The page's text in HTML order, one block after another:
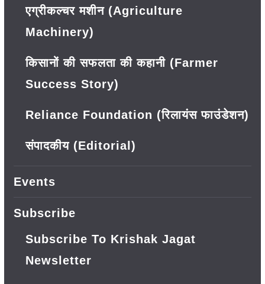
एग्रीकल्चर मशीन (Agriculture
Machinery)
किसानों की सफलता की कहानी (Farmer
Success Story)
Reliance Foundation (रिलायंस फाउंडेशन)
संपादकीय (Editorial)
Events
Subscribe
Subscribe To Krishak Jagat
Newsletter